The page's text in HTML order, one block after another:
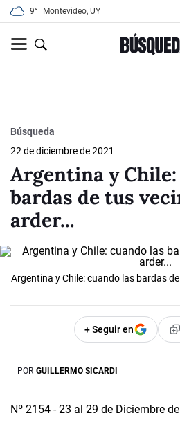
9° Montevideo, UY
Búsqueda
22 de diciembre de 2021
Argentina y
bardas de tus
arder...
Argentina y Chile: cuando las bardas
+ Seguir en
POR GUILLERMO SICARDI
Nº 2154 - 23 al 29 de Diciembre